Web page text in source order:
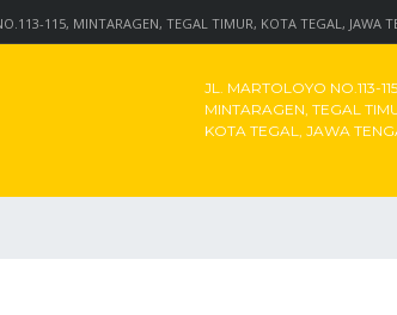
115, MINTARAGEN, TEGAL TIMUR, KOTA TEGAL, JAWA
JL. MARTOLOYO NO.113-
MINTARAGEN, TEGAL
KOTA TEGAL, JAWA